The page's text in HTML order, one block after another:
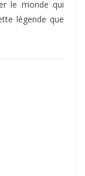
le monde qui
légende que